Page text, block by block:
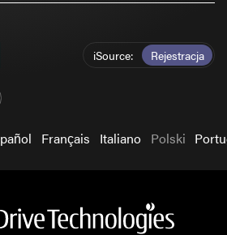
iSource Rejestracja
Français Italiano Polski